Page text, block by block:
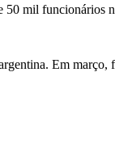
50 mil funcionários
Em